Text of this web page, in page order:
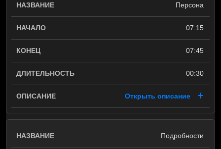
Персона
07:15
07:45
00:30
Открыть описание
Подробности